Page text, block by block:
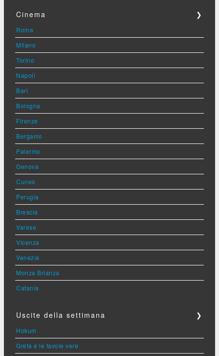
Cinema ❯
Roma
Milano
Torino
Napoli
Bari
Bologna
Firenze
Bergamo
Palermo
Genova
Cuneo
Perugia
Brescia
Varese
Vicenza
Venezia
Monza Brianza
Catania
Uscite della settimana ❯
Hokum
Greta e le favole vere